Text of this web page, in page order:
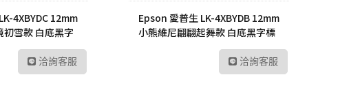
4XBYDC 12mm
雪款 白底黑字
洽詢客服
Epson 愛普生 LK-4XBYDB 12mm
小熊維尼翩翩起舞款 白底黑字標
洽詢客服